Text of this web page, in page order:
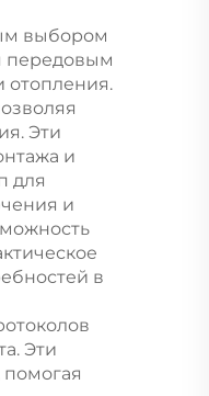
выбором
передовым
отопления.
Эти
и
для
и
в
Эти